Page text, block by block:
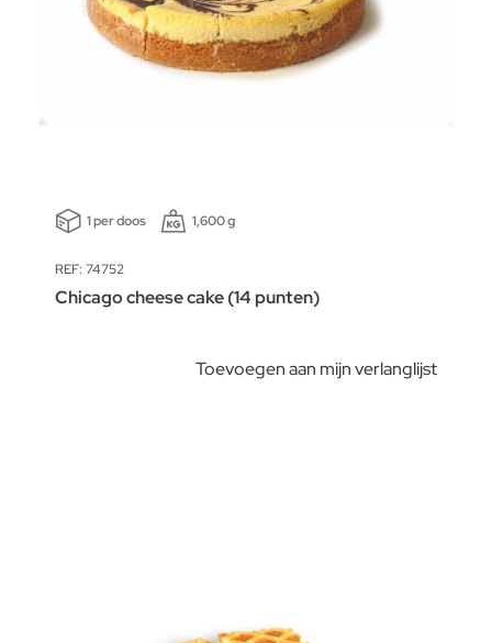
1 per doos 1,600 g
REF: 74752
Chicago cheese cake (14 punten)
Toevoegen aan mijn verlanglijst